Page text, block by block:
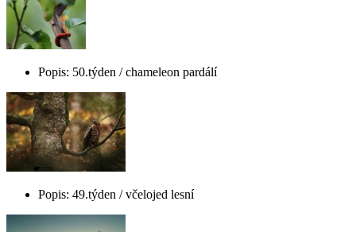
Popis: 50.týden / chameleon pardálí
Popis: 49.týden / včelojed lesní